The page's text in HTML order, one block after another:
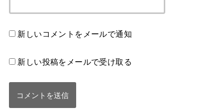
新しいコメントをメールで通知
新しい投稿をメールで受け取る